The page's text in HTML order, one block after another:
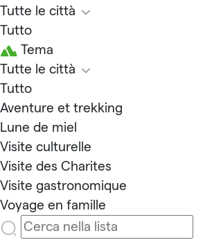
Tutte le città
Tutto
Tema
Tutte le città
Tutto
Aventure et trekking
Lune de miel
Visite culturelle
Visite des Charites
Visite gastronomique
Voyage en famille